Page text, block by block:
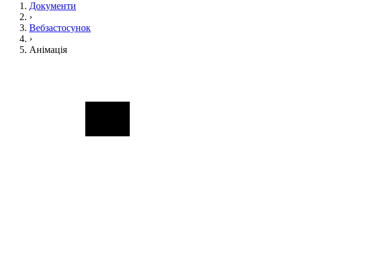
Документи
›
Вебзастосунок
›
Анімація